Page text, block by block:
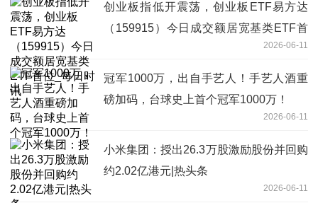
创业板指低开震荡，创业板ETF易方达
（159915）今日成交额居宽基类ETF首
2026-06-11
冠军1000万，出自手艺人！手艺人酒重
磅加码，台球史上首个冠军1000万！
2026-06-11
小米集团：授出26.3万股激励股份并回购
约2.02亿港元|热头条
2026-06-11